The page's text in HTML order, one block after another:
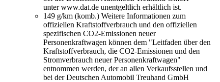
unter www.dat.de unentgeltlich erhältlich ist.
149 g/km (komb.) Weitere Informationen zum
offiziellen Kraftstoffverbrauch und den offiziellen
spezifischen CO2-Emissionen neuer
Personenkraftwagen können dem "Leitfaden über den
Kraftstoffverbrauch, die CO2-Emissionen und den
Stromverbrauch neuer Personenkraftwagen"
entnommen werden, der an allen Verkaufsstellen und
bei der Deutschen Automobil Treuhand GmbH